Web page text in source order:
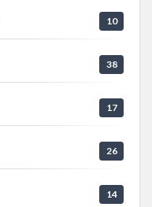
10
38
17
26
14